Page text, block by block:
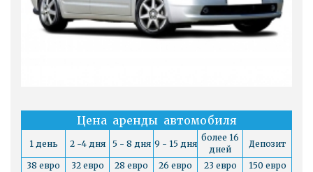
Цена аренды автомобиля
1 день 2 -4 дня 5 - 8 дня 9 - 15 дня
более 16
дней
Депозит
38 евро 32 евро 28 евро 26 евро 23 евро 150 евро